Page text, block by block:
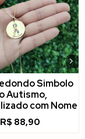
›
Simbolo
Autismo,
com Nome
R$ 88,90